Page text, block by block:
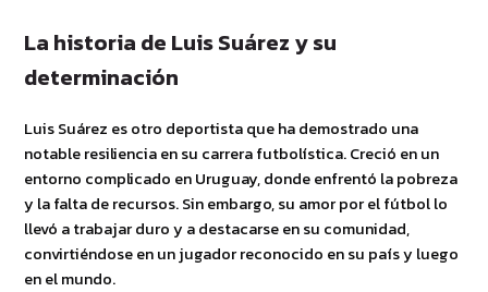
La historia de Luis Suárez y su
determinación
Luis Suárez es otro deportista que ha demostrado una
notable resiliencia en su carrera futbolística. Creció en un
entorno complicado en Uruguay, donde enfrentó la pobreza
y la falta de recursos. Sin embargo, su amor por el fútbol lo
llevó a trabajar duro y a destacarse en su comunidad,
convirtiéndose en un jugador reconocido en su país y luego
en el mundo.